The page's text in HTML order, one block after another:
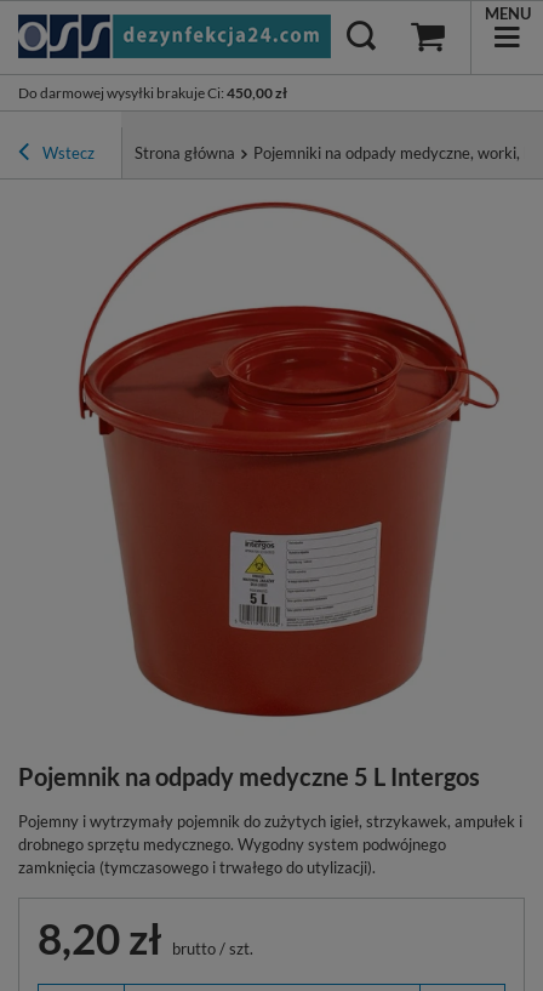
Do darmowej wysyłki brakuje Ci: 450,00 zł
MENU
Wstecz Strona główna Pojemniki na odpady medyczne, worki,
Pojemnik na odpady medyczne 5 L Intergos
Pojemny i wytrzymały pojemnik do zużytych igieł, strzykawek, ampułek i
drobnego sprzętu medycznego. Wygodny system podwójnego
zamknięcia (tymczasowego i trwałego do utylizacji).
8,20 zł brutto/szt.